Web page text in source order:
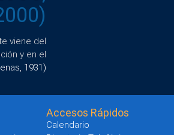
viene del
y en el
1931)
Accesos Rápidos
Calendario